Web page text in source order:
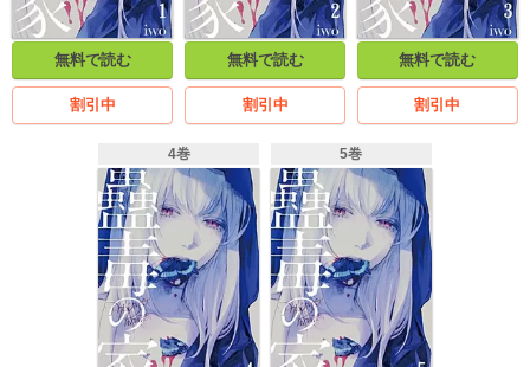
無料で読む
割引中
無料で読む
割引中
無料で読む
割引中
4巻 5巻